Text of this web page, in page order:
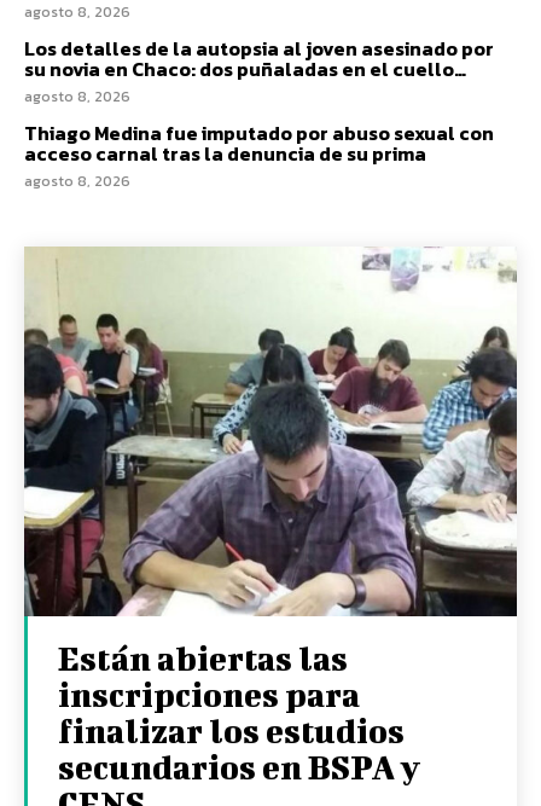
agosto 8, 2026
Los detalles de la autopsia al joven asesinado por
su novia en Chaco: dos puñaladas en el cuello…
agosto 8, 2026
Thiago Medina fue imputado por abuso sexual con
acceso carnal tras la denuncia de su prima
agosto 8, 2026
Están abiertas las
inscripciones para
finalizar los estudios
secundarios en BSPA y